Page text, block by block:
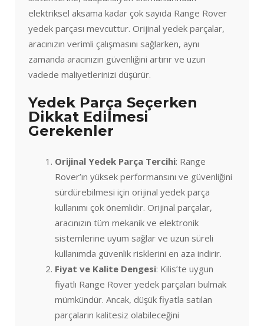
elektriksel aksama kadar çok sayıda Range Rover
yedek parçası mevcuttur. Orijinal yedek parçalar,
aracınızın verimli çalışmasını sağlarken, aynı
zamanda aracınızın güvenliğini artırır ve uzun
vadede maliyetlerinizi düşürür.
Yedek Parça Seçerken
Dikkat Edilmesi
Gerekenler
Orijinal Yedek Parça Tercihi: Range
Rover’ın yüksek performansını ve güvenliğini
sürdürebilmesi için orijinal yedek parça
kullanımı çok önemlidir. Orijinal parçalar,
aracınızın tüm mekanik ve elektronik
sistemlerine uyum sağlar ve uzun süreli
kullanımda güvenlik risklerini en aza indirir.
Fiyat ve Kalite Dengesi: Kilis’te uygun
fiyatlı Range Rover yedek parçaları bulmak
mümkündür. Ancak, düşük fiyatla satılan
parçaların kalitesiz olabileceğini